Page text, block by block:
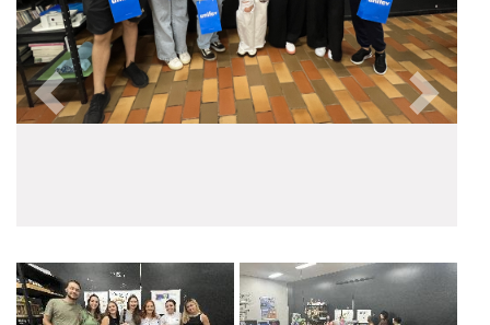
Anterior Próxima